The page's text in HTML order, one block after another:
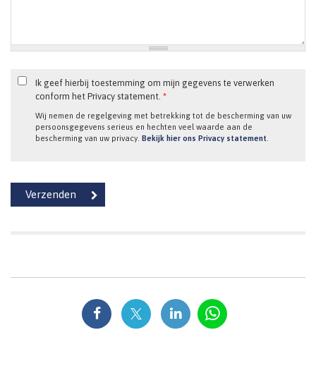
Ik geef hierbij toestemming om mijn gegevens te verwerken
conform het Privacy statement. *
Wij nemen de regelgeving met betrekking tot de bescherming van uw
persoonsgegevens serieus en hechten veel waarde aan de
bescherming van uw privacy. Bekijk hier ons Privacy statement